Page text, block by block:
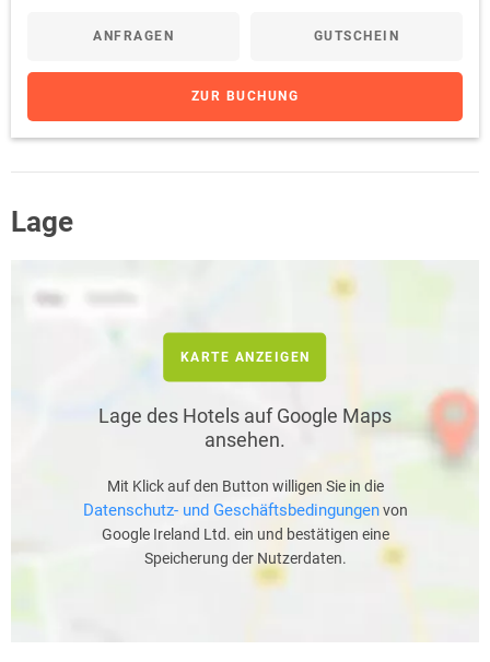
ANFRAGEN GUTSCHEIN
ZUR BUCHUNG
Lage
KARTE ANZEIGEN
Lage des Hotels auf Google Maps
ansehen.
Mit Klick auf den Button willigen Sie in die
Datenschutz- und Geschäftsbedingungenvon
Google Ireland Ltd. ein und bestätigen eine
Speicherung der Nutzerdaten.